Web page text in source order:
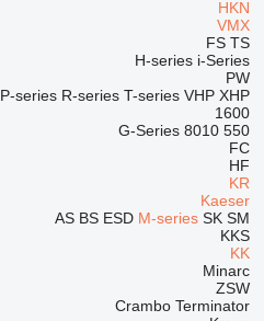
HKN
VMX
FS TS
H-series i-Series
PW
P-series R-series T-series VHP XHP
1600
550
8010
G-Series
FC
HF
KR
Kaeser
AS BS ESD M-series SK SM
KKS
KK
Minarc
ZSW
Crambo Terminator